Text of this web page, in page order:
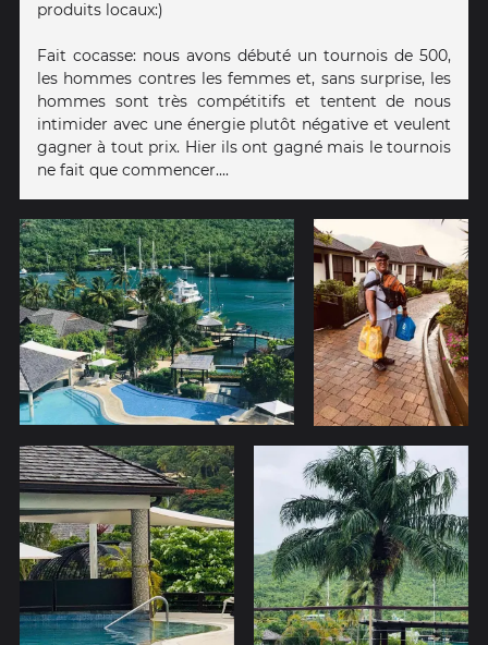
produits locaux:)
Fait cocasse: nous avons débuté un tournois de 500,
les hommes contres les femmes et, sans surprise, les
hommes sont très compétitifs et tentent de nous
intimider avec une énergie plutôt négative et veulent
gagner à tout prix. Hier ils ont gagné mais le tournois
ne fait que commencer....